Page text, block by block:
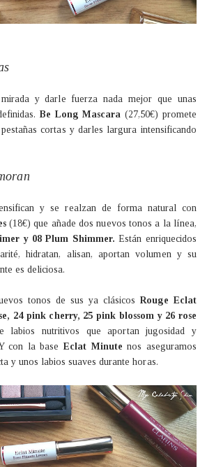
y darle fuerza nada mejor que unas
Be Long Mascara (27,50€) promete
cortas y darles largura intensificando
y se realzan de forma natural con
(18€) que añade dos nuevos tonos a la línea,
y 08 Plum Shimmer. Están enriquecidos
hidratan, alisan, aportan volumen y su
es deliciosa.
tonos de sus ya clásicos Rouge Eclat
24 pink cherry, 25 pink blossom y 26 rose
labios nutritivos que aportan jugosidad y
con la base Eclat Minute nos aseguramos
y unos labios suaves durante horas.